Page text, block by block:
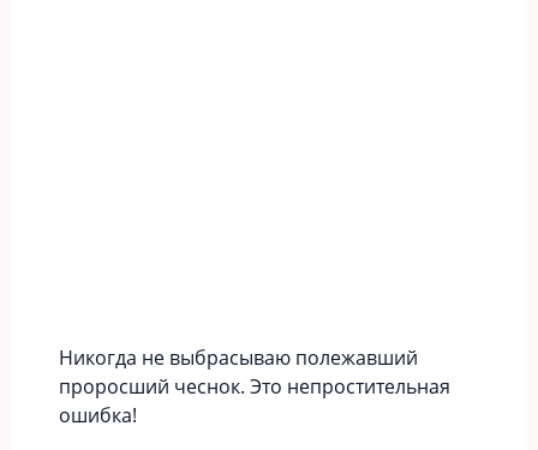
Никогда не выбрасываю полежавший
проросший чеснок. Это непростительная
ошибка!